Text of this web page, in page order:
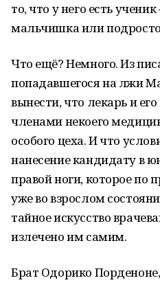
то, что у него есть
мальчишка или
Что ещё? Немного. Из
попадавшегося на лжи
вынести, что лекарь и его
членами некоего
особого цеха. И что
нанесение кандидату в
правой ноги, которое по
уже во взрослом
тайное искусство
излечено им самим.
Брат Одорико